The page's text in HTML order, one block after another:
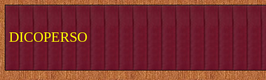
DICOPERSO